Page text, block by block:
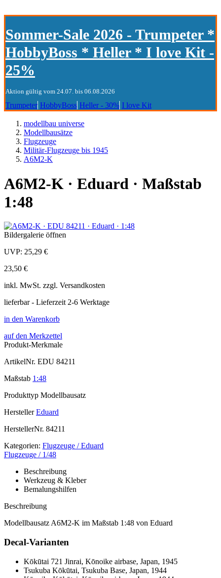
Sommer-Sale 2026 - Trumpeter *
HobbyBoss * Heller * I love Kit -
25%
Aktion gültig vom 24.07. bis 06.08.2026
Trumpeter HobbyBoss Heller - 30% I love Kit
modellbau universe
Modellbausätze
Flugzeuge
Militär-Flugzeuge bis 1945
A6M2-K
A6M2-K · Eduard · Maßstab
1:48
Bildergalerie öffnen
UVP: 25,29 €
23,50 €
inkl. MwSt. zzgl. Versandkosten
lieferbar - Lieferzeit 2-6 Werktage
in den Warenkorb
auf den Merkzettel
Produkt-Merkmale
ArtikelNr. EDU 84211
Maßstab 1:48
Produkttyp Modellbausatz
Hersteller Eduard
HerstellerNr. 84211
Kategorien: Flugzeuge / Eduard
Flugzeuge / 1/48
Beschreibung
Werkzeug & Kleber
Bemalungshilfen
Beschreibung
Modellbausatz A6M2-K im Maßstab 1:48 von Eduard
Decal-Varianten
Kōkūtai 721 Jinrai, Kōnoike airbase, Japan, 1945
Tsukuba Kōkūtai, Tsukuba Base, Japan, 1944